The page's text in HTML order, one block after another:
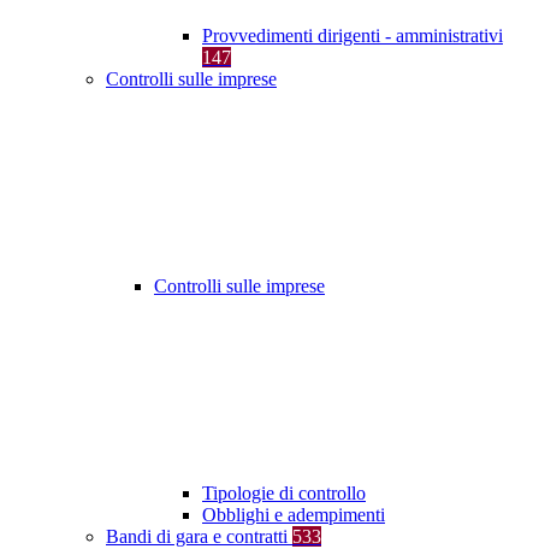
Provvedimenti dirigenti - amministrativi
147
Controlli sulle imprese
Controlli sulle imprese
Tipologie di controllo
Obblighi e adempimenti
Bandi di gara e contratti 533